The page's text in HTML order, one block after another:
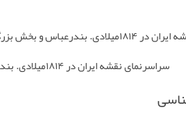
سراسرنمای نقشه ایران در ۱۸۱۴میلادی. بندرعباس و بخش بزرگی از هرمزگان بخشی از ایالت بزرگ